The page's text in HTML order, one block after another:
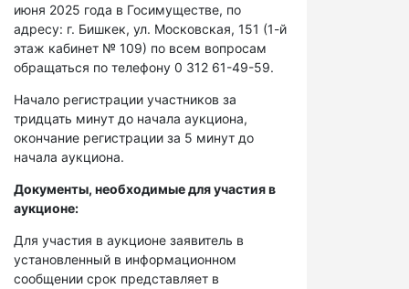
июня 2025 года в Госимуществе, по
адресу: г. Бишкек, ул. Московская, 151 (1-й
этаж кабинет № 109) по всем вопросам
обращаться по телефону 0 312 61-49-59.
Начало регистрации участников за
тридцать минут до начала аукциона,
окончание регистрации за 5 минут до
начала аукциона.
Документы, необходимые для участия в
аукционе:
Для участия в аукционе заявитель в
установленный в информационном
сообщении срок представляет в